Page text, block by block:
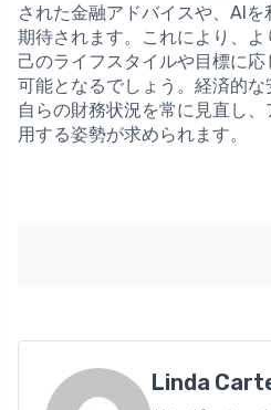
された金融アドバイスや、AI
期待されます。これにより、
己のライフスタイルや目標に
可能となるでしょう。経済的な
自らの財務状況を常に見直し
用する姿勢が求められます。
Linda